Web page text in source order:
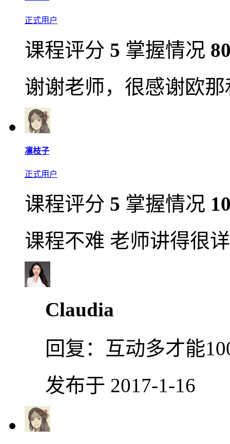
正式用户
课程评分 5 掌握情况
谢谢老师，很感谢欧那
凛枝子
正式用户
课程评分 5 掌握情况
课程不难 老师讲得很
Claudia
回复： 互动多才能
发布于 2017-1-16